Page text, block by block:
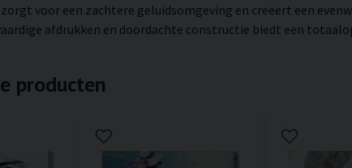
voor een zachtere geluidsomgeving en creëert een
afdrukken en doordachte constructie biedt een
producten